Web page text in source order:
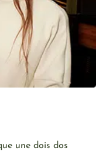
une dois dos